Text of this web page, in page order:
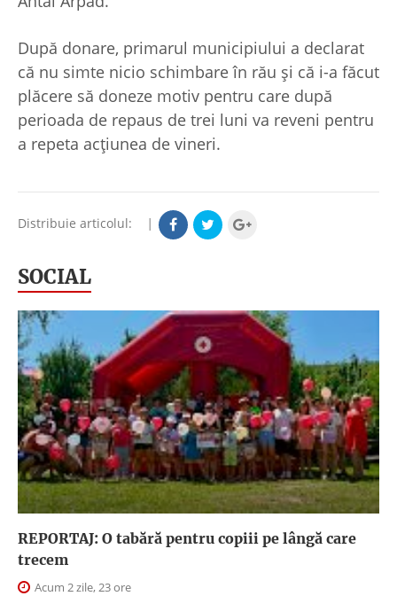
După donare, primarul municipiului a declarat
că nu simte nicio schimbare în rău şi că i-a făcut
plăcere să doneze motiv pentru care după
perioada de repaus de trei luni va reveni pentru
a repeta acţiunea de vineri.
Distribuie articolul: |
SOCIAL
REPORTAJ: O tabără pentru copiii pe lângă care
trecem
Acum 2 zile, 23 ore